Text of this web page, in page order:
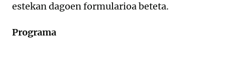
estekan dagoen formularioa beteta.
Programa